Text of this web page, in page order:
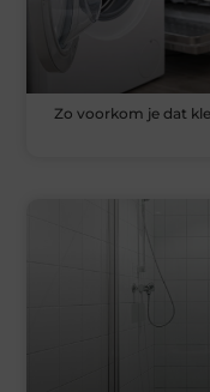
Zo voorkom je dat